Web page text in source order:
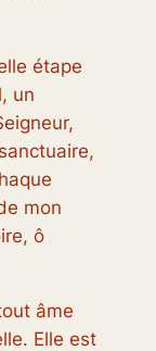
étape
un
mon
ô
âme
Elle est